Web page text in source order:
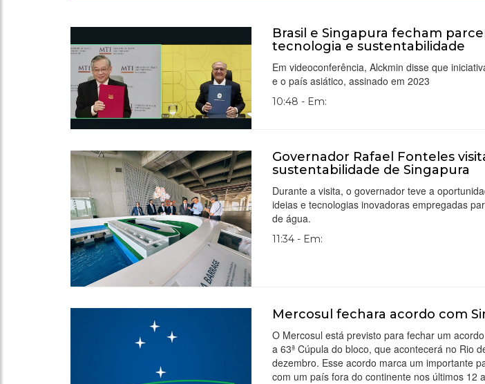
Brasil e Singapura fecham
tecnologia e sustentabilidade
Em videoconferência, Alckmin disse que
e o país asiático, assinado em 2023
10:48 - Em:
Governador Rafael Fonteles
sustentabilidade de Singapura
Durante a visita, o governador teve a
ideias e tecnologias inovadoras empregadas
de água.
11:34 - Em:
Mercosul fechara acordo com
O Mercosul está previsto para fechar um
a 63ª Cúpula do bloco, que acontecerá no Rio
dezembro. Esse acordo marca um importante
com um país fora do continente nos últimos 12